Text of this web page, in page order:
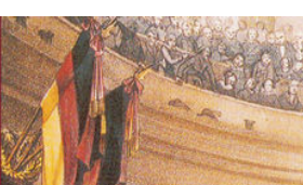
encyklopedycznym - studium [...] kategoryzującym
z lekturą i narracją w twórczości Roberta
co dogłębnie przemyślana, świadcząca o
- zarówno pisarstwa omawianego autora,
- oraz zgoła ponadprzeciętnych
Poznaniu Zofia Grzesiak - iberystka
latynoamerykańskiej, porównawczej i teorii
Iberyjskich i Iberoamerykańskich Uniwersytetu
między nauką, literaturą i filozofią.